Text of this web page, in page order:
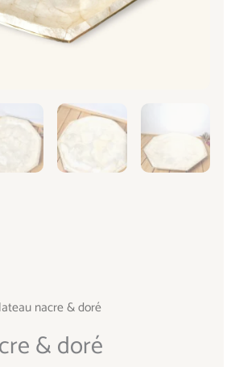
nacre & doré
& doré